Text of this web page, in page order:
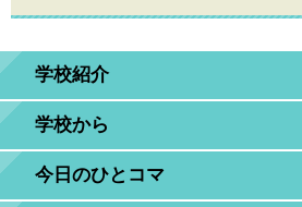
学校紹介
学校から
今日のひとコマ